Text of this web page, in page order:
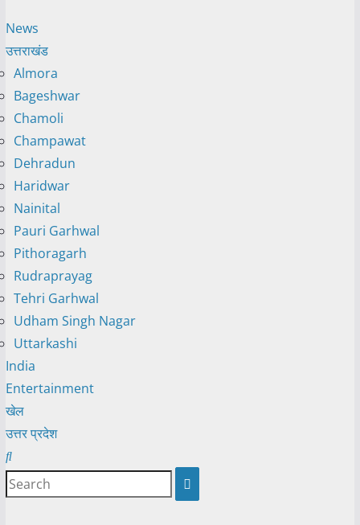
News
उत्तराखंड
Almora
Bageshwar
Chamoli
Champawat
Dehradun
Haridwar
Nainital
Pauri Garhwal
Pithoragarh
Rudraprayag
Tehri Garhwal
Udham Singh Nagar
Uttarkashi
India
Entertainment
खेल
उत्तर प्रदेश